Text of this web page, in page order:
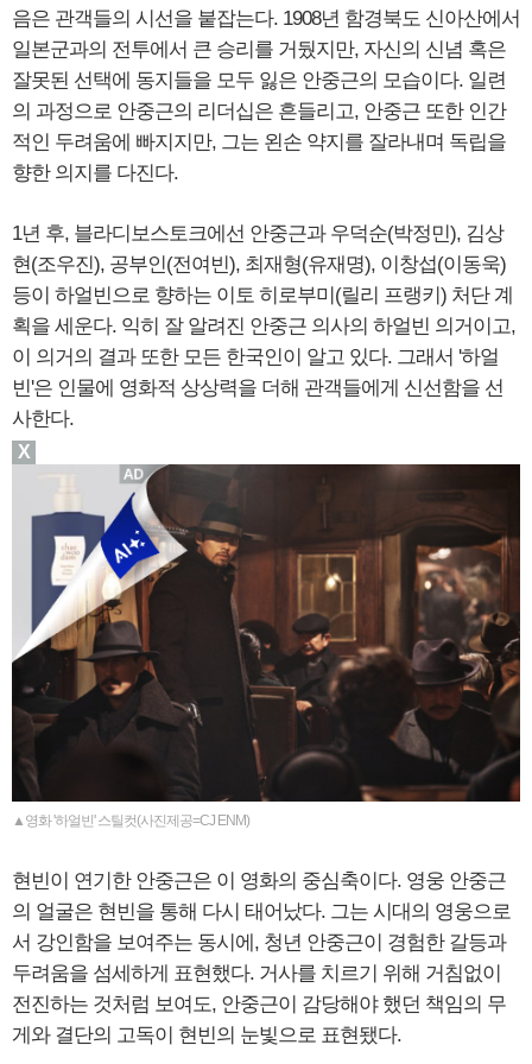
음은 관객들의 시선을 붙잡는다. 1908년 함경북도 신아산에서
일본군과의 전투에서 큰 승리를 거뒀지만, 자신의 신념 혹은
잘못된 선택에 동지들을 모두 잃은 안중근의 모습이다. 일련
의 과정으로 안중근의 리더십은 흔들리고, 안중근 또한 인간
적인 두려움에 빠지지만, 그는 왼손 약지를 잘라내며 독립을
향한 의지를 다진다.
1년 후, 블라디보스토크에선 안중근과 우덕순(박정민), 김상
현(조우진), 공부인(전여빈), 최재형(유재명), 이창섭(이동욱)
등이 하얼빈으로 향하는 이토 히로부미(릴리 프랭키) 처단 계
획을 세운다. 익히 잘 알려진 안중근 의사의 하얼빈 의거이고,
이 의거의 결과 또한 모든 한국인이 알고 있다. 그래서 '하얼
빈'은 인물에 영화적 상상력을 더해 관객들에게 신선함을 선
사한다.
▲영화 '하얼빈' 스틸컷(사진제공=CJ ENM)
현빈이 연기한 안중근은 이 영화의 중심축이다. 영웅 안중근
의 얼굴은 현빈을 통해 다시 태어났다. 그는 시대의 영웅으로
서 강인함을 보여주는 동시에, 청년 안중근이 경험한 갈등과
두려움을 섬세하게 표현했다. 거사를 치르기 위해 거침없이
전진하는 것처럼 보여도, 안중근이 감당해야 했던 책임의 무
게와 결단의 고독이 현빈의 눈빛으로 표현됐다.
X